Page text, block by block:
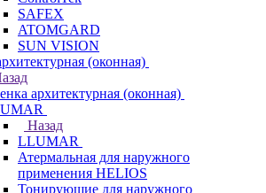
SAFEX
ATOMGARD
SUN VISION
(оконная)
архитектурная (оконная)
Назад
LLUMAR
Атермальная для наружного
применения HELIOS
Тонирующие для наружного